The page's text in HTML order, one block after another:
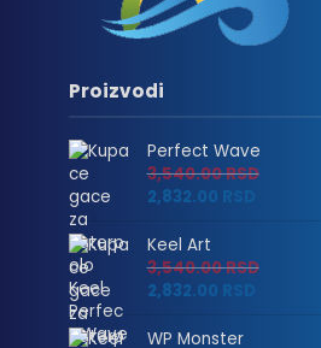
Proizvodi
Perfect Wave
3,540.00RSD
2,832.00 RSD
Keel Art
3,540.00RSD
2,832.00 RSD
WP Monster